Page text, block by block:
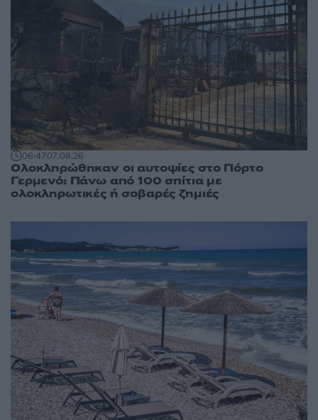
06:4707.08.26
Ολοκληρώθηκαν οι αυτοψίες στο Πόρτο
Γερμενό: Πάνω από 100 σπίτια με
ολοκληρωτικές ή σοβαρές ζημιές